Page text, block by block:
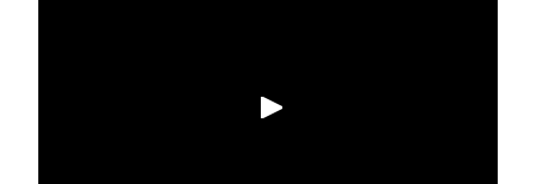
Reproduzir